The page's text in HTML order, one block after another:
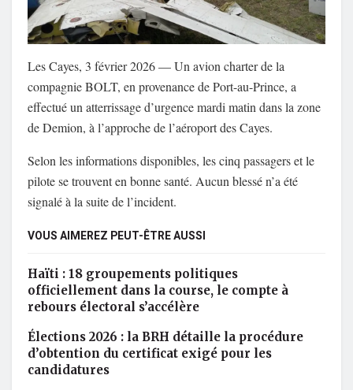
Les Cayes, 3 février 2026 — Un avion charter de la
compagnie BOLT, en provenance de Port-au-Prince, a
effectué un atterrissage d’urgence mardi matin dans la zone
de Demion, à l’approche de l’aéroport des Cayes.
Selon les informations disponibles, les cinq passagers et le
pilote se trouvent en bonne santé. Aucun blessé n’a été
signalé à la suite de l’incident.
VOUS AIMEREZ PEUT-ÊTRE AUSSI
Haïti : 18 groupements politiques
officiellement dans la course, le compte à
rebours électoral s’accélère
Élections 2026 : la BRH détaille la procédure
d’obtention du certificat exigé pour les
candidatures